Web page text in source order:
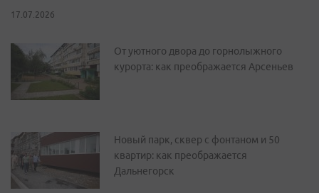
17.07.2026
От уютного двора до горнолыжного
курорта: как преображается Арсеньев
Новый парк, сквер с фонтаном и 50
квартир: как преображается
Дальнегорск